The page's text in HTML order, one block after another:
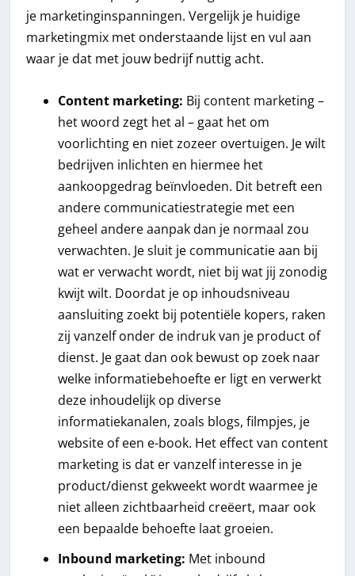
je marketinginspanningen. Vergelijk je huidige
marketingmix met onderstaande lijst en vul aan
waar je dat met jouw bedrijf nuttig acht.
Content marketing: Bij content marketing –
het woord zegt het al – gaat het om
voorlichting en niet zozeer overtuigen. Je wilt
bedrijven inlichten en hiermee het
aankoopgedrag beïnvloeden. Dit betreft een
andere communicatiestrategie met een
geheel andere aanpak dan je normaal zou
verwachten. Je sluit je communicatie aan bij
wat er verwacht wordt, niet bij wat jij zonodig
kwijt wilt. Doordat je op inhoudsniveau
aansluiting zoekt bij potentiële kopers, raken
zij vanzelf onder de indruk van je product of
dienst. Je gaat dan ook bewust op zoek naar
welke informatiebehoefte er ligt en verwerkt
deze inhoudelijk op diverse
informatiekanalen, zoals blogs, filmpjes, je
website of een e-book. Het effect van content
marketing is dat er vanzelf interesse in je
product/dienst gekweekt wordt waarmee je
niet alleen zichtbaarheid creëert, maar ook
een bepaalde behoefte laat groeien.
Inbound marketing: Met inbound